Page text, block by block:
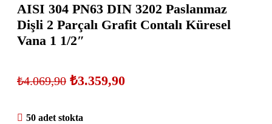
AISI 304 PN63 DIN 3202 Paslanmaz
Dişli 2 Parçalı Grafit Contalı Küresel
Vana 1 1/2″
₺4.069,90 ₺3.359,90
50 adet stokta